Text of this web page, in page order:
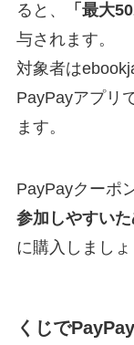
ると、
「最大
与されます。
対象者は
PayPayアプリ
ます。
PayPayクーポ
参加しやすい
に購入しましょ
くじで